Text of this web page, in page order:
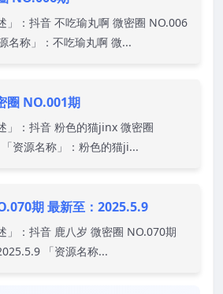
」：抖音 不吃瑜丸啊 微密圈 NO.006
名称」：不吃瑜丸啊 微...
圈 NO.001期
」：抖音 粉色的猫jinx 微密圈
资源名称」：粉色的猫ji...
期 最新至：2025.5.9
」：抖音 鹿八岁 微密圈 NO.070期
「资源名称...